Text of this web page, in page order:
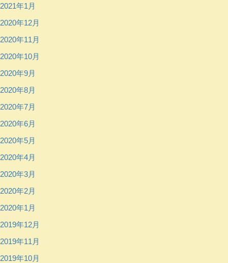
2021年1月
2020年12月
2020年11月
2020年10月
2020年9月
2020年8月
2020年7月
2020年6月
2020年5月
2020年4月
2020年3月
2020年2月
2020年1月
2019年12月
2019年11月
2019年10月